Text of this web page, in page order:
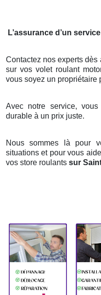
L’assurance d’un
Contactez nos experts dès
sur vos volet roulant
vous soyez un propriétaire
Avec notre service,
durable à un prix juste.
Nous sommes là pour
situations et pour vous
vos store roulants sur